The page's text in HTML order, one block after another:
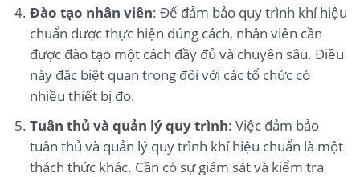
Đào tạo nhân viên: Để đảm bảo quy trình khí hiệu
chuẩn được thực hiện đúng cách, nhân viên cần
được đào tạo một cách đầy đủ và chuyên sâu. Điều
này đặc biệt quan trọng đối với các tổ chức có
nhiều thiết bị đo.
Tuân thủ và quản lý quy trình: Việc đảm bảo
tuân thủ và quản lý quy trình khí hiệu chuẩn là một
thách thức khác. Cần có sự giám sát và kiểm tra